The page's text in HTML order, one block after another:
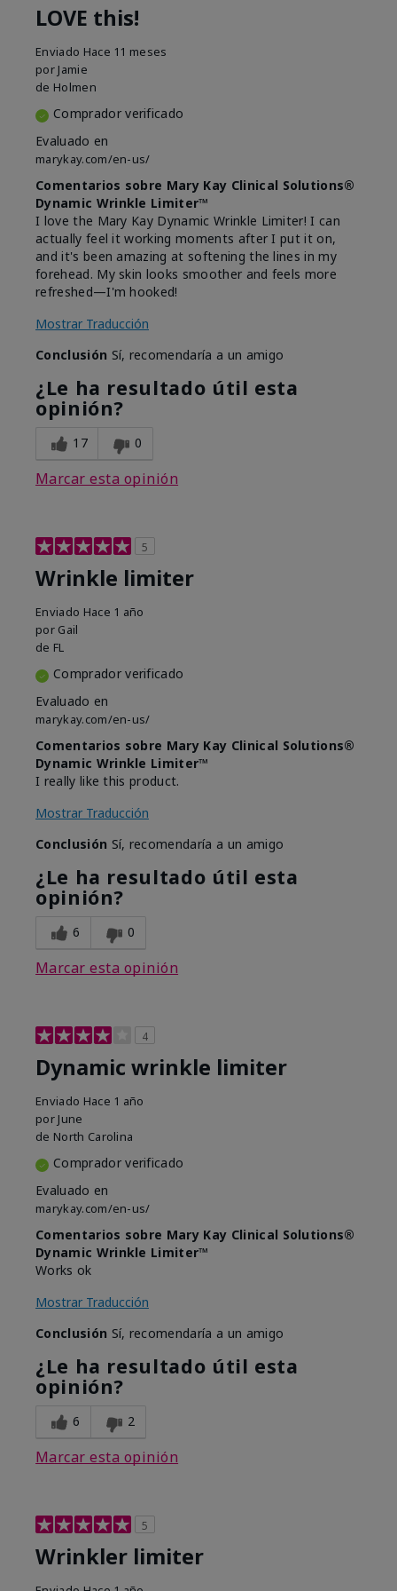
LOVE this!
Enviado Hace 11 meses
por Jamie
de Holmen
Comprador verificado
Evaluado en
marykay.com/en-us/
Comentarios sobre Mary Kay Clinical Solutions®
Dynamic Wrinkle Limiter™
I love the Mary Kay Dynamic Wrinkle Limiter! I can
actually feel it working moments after I put it on,
and it's been amazing at softening the lines in my
forehead. My skin looks smoother and feels more
refreshed—I'm hooked!
Mostrar Traducción
Conclusión Sí, recomendaría a un amigo
¿Le ha resultado útil esta
opinión?
17 0
Marcar esta opinión
5
Wrinkle limiter
Enviado Hace 1 año
por Gail
de FL
Comprador verificado
Evaluado en
marykay.com/en-us/
Comentarios sobre Mary Kay Clinical Solutions®
Dynamic Wrinkle Limiter™
I really like this product.
Mostrar Traducción
Conclusión Sí, recomendaría a un amigo
¿Le ha resultado útil esta
opinión?
6 0
Marcar esta opinión
4
Dynamic wrinkle limiter
Enviado Hace 1 año
por June
de North Carolina
Comprador verificado
Evaluado en
marykay.com/en-us/
Comentarios sobre Mary Kay Clinical Solutions®
Dynamic Wrinkle Limiter™
Works ok
Mostrar Traducción
Conclusión Sí, recomendaría a un amigo
¿Le ha resultado útil esta
opinión?
6 2
Marcar esta opinión
5
Wrinkler limiter